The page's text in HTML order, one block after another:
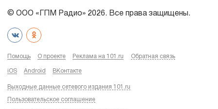
© ООО «ГПМ Радио» 2026. Все права защищены.
Помощь О проекте Реклама на 101.ru Обратная связь
iOS Android ВКонтакте
Выходные данные сетевого издания 101.ru
Пользовательское соглашение